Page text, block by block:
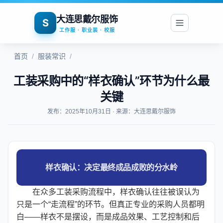
S 大连思戴尔服饰
工作服 · 职业装 · 校服
首页 / 服装常识 /
工装采购中的“样衣确认”环节为什么最
关键
发布：2025年10月31日 · 来源：大连思戴尔服饰
样衣确认：决定最终成品成败的分水岭
在众多工装采购流程中，样衣确认往往被误认为
只是一个“走流程”的环节。但真正专业的采购人员都明
白——样衣不是摆设，而是成品效果、工艺控制和后